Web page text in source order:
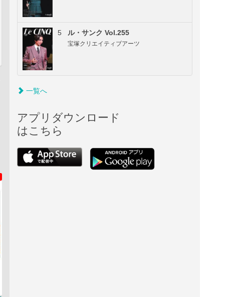
5 ル・サンク Vol.255
宝塚クリエイティブアーツ
一覧へ
アプリダウンロード
はこちら